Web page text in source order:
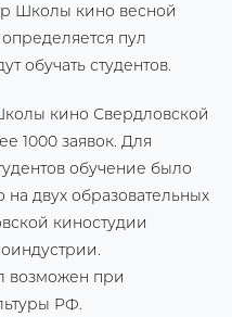
Школы кино весной
пул
обучать студентов.
кино Свердловской
1000 заявок. Для
обучение было
двух образовательных
киностудии
возможен при
РФ.